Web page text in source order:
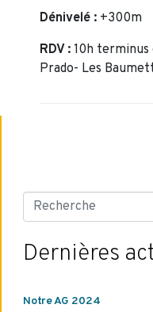
Dénivelé : +300m
RDV : 10h terminus
Prado- Les
Dernières
Notre AG 2024